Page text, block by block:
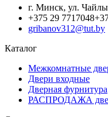
г. Минск, ул.
+375 29 7717048
gribanov312@tut.by
Каталог
Межкомнатные
Двери входные
Дверная фурнитура
РАСПРОДАЖА